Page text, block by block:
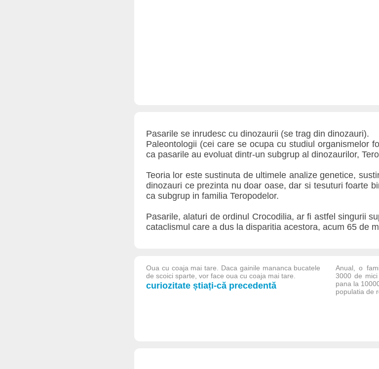
Pasarile se inrudesc cu dinozaurii (se trag din dinozauri).
Paleontologii (cei care se ocupa cu studiul organismelor
ca pasarile au evoluat dintr-un subgrup al dinozaurilor,
Teoria lor este sustinuta de ultimele analize genetice,
dinozauri ce prezinta nu doar oase, dar si tesuturi foarte
ca subgrup in familia Teropodelor.
Pasarile, alaturi de ordinul Crocodilia, ar fi astfel singurii
cataclismul care a dus la disparitia acestora, acum 65 de
Oua cu coaja mai tare. Daca gainile mananca bucatele
de scoici sparte, vor face oua cu coaja mai tare.
curiozitate știați-că precedentă
Anual, o
3000 de
pana la
populatia de